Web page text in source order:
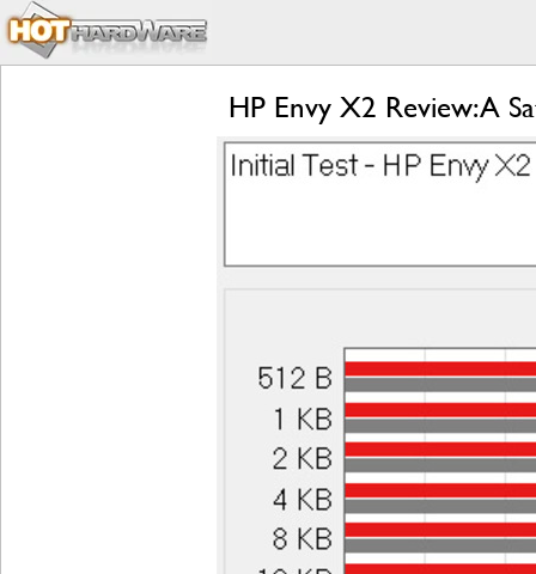
HP Envy X2 Review: A